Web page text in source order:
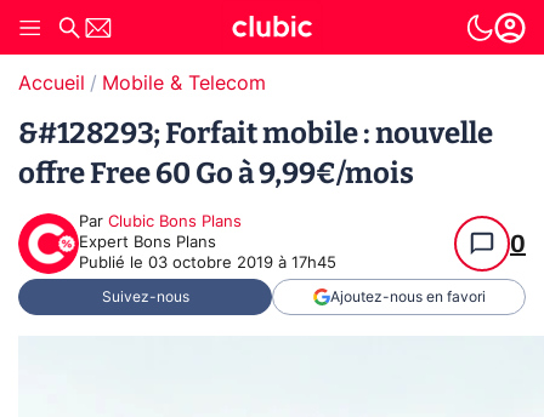
Accueil Mobile & Telecom
&#128293; Forfait mobile : nouvelle
offre Free 60 Go à 9,99€/mois
Par Clubic Bons Plans
Expert Bons Plans
Publié le 03 octobre 2019 à 17h45
0
Suivez-nous Ajoutez-nous en favori